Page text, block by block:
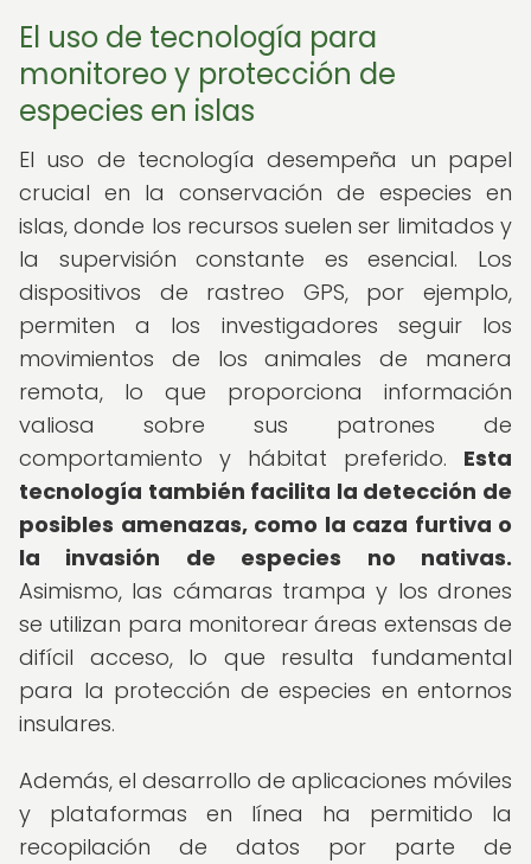
El uso de tecnología para
monitoreo y protección de
especies en islas
El uso de tecnología desempeña un papel
crucial en la conservación de especies en
islas, donde los recursos suelen ser limitados y
la supervisión constante es esencial. Los
dispositivos de rastreo GPS, por ejemplo,
permiten a los investigadores seguir los
movimientos de los animales de manera
remota, lo que proporciona información
valiosa sobre sus patrones de
comportamiento y hábitat preferido. Esta
tecnología también facilita la detección de
posibles amenazas, como la caza furtiva o
la invasión de especies no nativas.
Asimismo, las cámaras trampa y los drones
se utilizan para monitorear áreas extensas de
difícil acceso, lo que resulta fundamental
para la protección de especies en entornos
insulares.
Además, el desarrollo de aplicaciones móviles
y plataformas en línea ha permitido la
recopilación de datos por parte de